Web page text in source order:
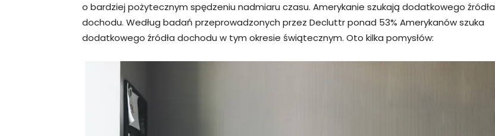
o bardziej pożytecznym spędzeniu nadmiaru czasu. Amerykanie szukają dodatkowego źródła
dochodu. Według badań przeprowadzonych przez Decluttr ponad 53% Amerykanów szuka
dodatkowego źródła dochodu w tym okresie świątecznym. Oto kilka pomysłów: